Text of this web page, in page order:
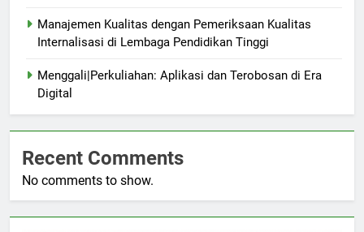
Manajemen Kualitas dengan Pemeriksaan Kualitas
Internalisasi di Lembaga Pendidikan Tinggi
Menggali|Perkuliahan: Aplikasi dan Terobosan di Era
Digital
Recent Comments
No comments to show.